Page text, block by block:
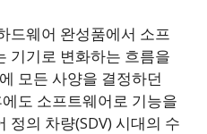
드웨어 완성품에서 소프
기기로 변화하는 흐름을
모든 사양을 결정하던
도 소프트웨어로 기능을
정의 차량(SDV) 시대의 수